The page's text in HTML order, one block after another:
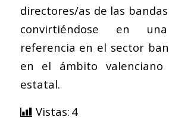
directores/as de las
convirtiéndose en
referencia en el sector
en el ámbito valenciano
estatal.
Vistas: 4